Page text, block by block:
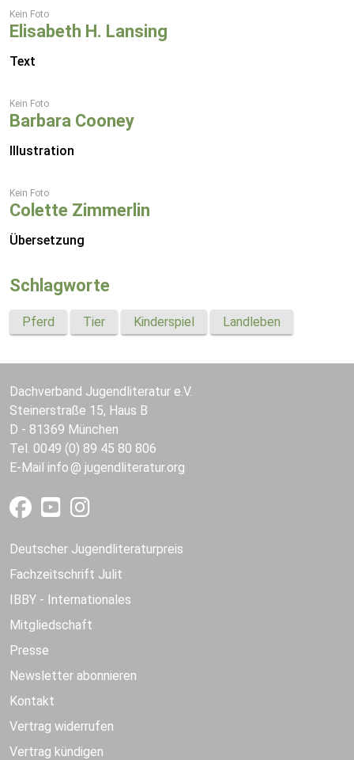
Kein Foto
Elisabeth H. Lansing
Text
Kein Foto
Barbara Cooney
Illustration
Kein Foto
Colette Zimmerlin
Übersetzung
Schlagworte
Pferd Tier Kinderspiel Landleben
Dachverband Jugendliteratur e.V.
Steinerstraße 15, Haus B
D - 81369 München
Tel. 0049 (0) 89 45 80 806
E-Mail info jugendliteratur.org
Deutscher Jugendliteraturpreis
Fachzeitschrift Julit
IBBY - Internationales
Mitgliedschaft
Presse
Newsletter abonnieren
Kontakt
Vertrag widerrufen
Vertrag kündigen